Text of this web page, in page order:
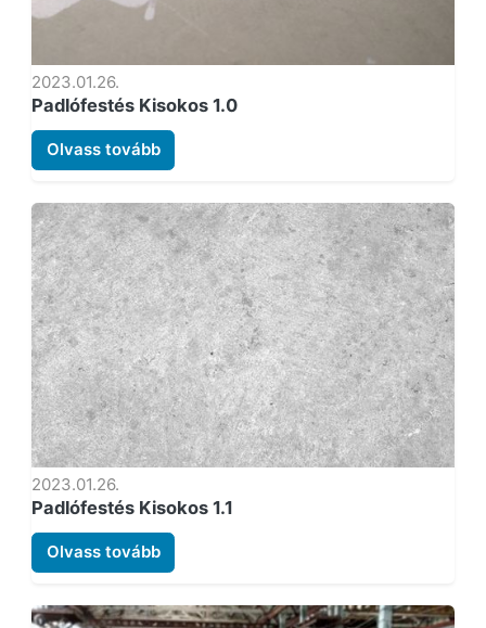
2023.01.26.
Padlófestés Kisokos 1.0
Olvass tovább
2023.01.26.
Padlófestés Kisokos 1.1
Olvass tovább